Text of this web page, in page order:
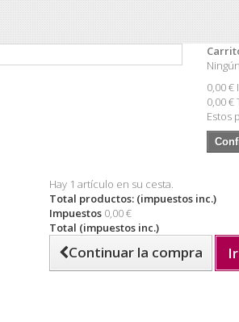
0,00 €
0,00 €
Estos
Hay 1 artículo en su cesta.
Total productos: (impuestos inc.)
Impuestos 0,00 €
Total (impuestos inc.)
Continuar la compra